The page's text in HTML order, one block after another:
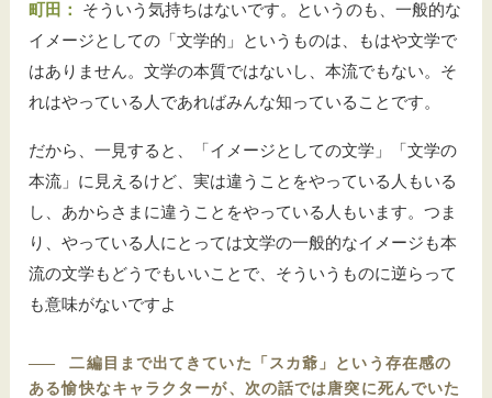
町田：
そういう気持ちはないです。というのも、一般的な
イメージとしての「文学的」というものは、もはや文学で
はありません。文学の本質ではないし、本流でもない。そ
れはやっている人であればみんな知っていることです。
だから、一見すると、「イメージとしての文学」「文学の
本流」に見えるけど、実は違うことをやっている人もいる
し、あからさまに違うことをやっている人もいます。つま
り、やっている人にとっては文学の一般的なイメージも本
流の文学もどうでもいいことで、そういうものに逆らって
も意味がないですよ
――
二編目まで出てきていた「スカ爺」という存在感の
ある愉快なキャラクターが、次の話では唐突に死んでいた